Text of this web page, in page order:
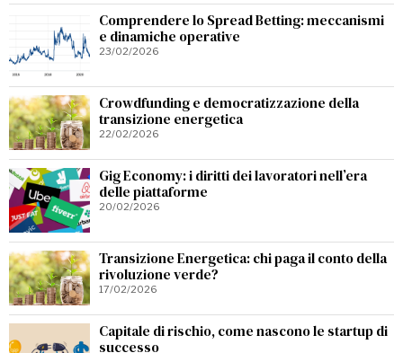
Comprendere lo Spread Betting: meccanismi
e dinamiche operative
23/02/2026
Crowdfunding e democratizzazione della
transizione energetica
22/02/2026
Gig Economy: i diritti dei lavoratori nell’era
delle piattaforme
20/02/2026
Transizione Energetica: chi paga il conto della
rivoluzione verde?
17/02/2026
Capitale di rischio, come nascono le startup di
successo